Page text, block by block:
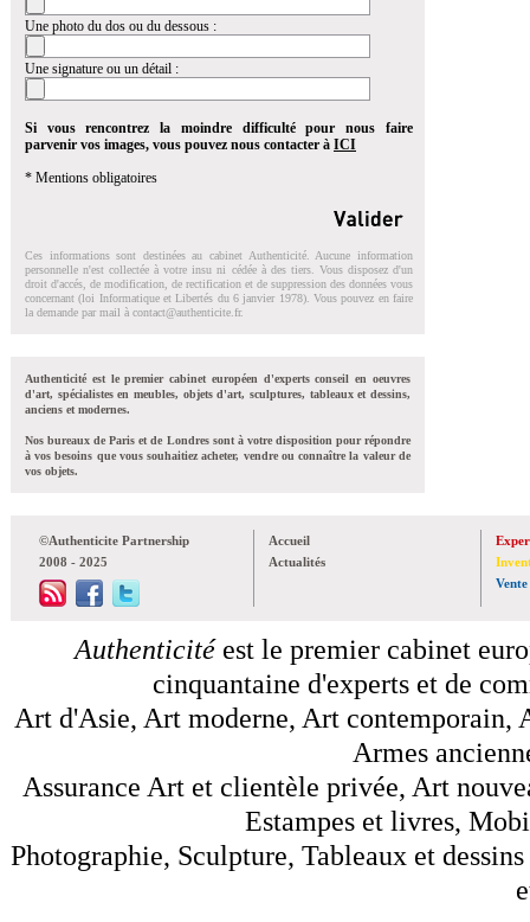
Une photo du dos ou du dessous :
Une signature ou un détail :
Si vous rencontrez la moindre difficulté pour nous faire
parvenir vos images, vous pouvez nous contacter à ICI
* Mentions obligatoires
Ces informations sont destinées au cabinet Authenticité. Aucune information
personnelle n'est collectée à votre insu ni cédée à des tiers. Vous disposez d'un
droit d'accés, de modification, de rectification et de suppression des données vous
concernant (loi Informatique et Libertés du 6 janvier 1978). Vous pouvez en faire
la demande par mail à contact@authenticite.fr.
Authenticité est le premier cabinet européen d'experts conseil en oeuvres
d'art, spécialistes en meubles, objets d'art, sculptures, tableaux et dessins,
anciens et modernes.
Nos bureaux de Paris et de Londres sont à votre disposition pour répondre
à vos besoins que vous souhaitiez acheter, vendre ou connaître la valeur de
vos objets.
©Authenticite Partnership
2008 - 2025
Accueil
Actualités
Vente
Authenticitéest le premier cabinet
cinquantaine d'experts et de
Art d'Asie, Art moderne, Art contemporain,
Armes
Assurance Art et clientèle privée, Art
Estampes et livres,
Photographie, Sculpture, Tableaux et